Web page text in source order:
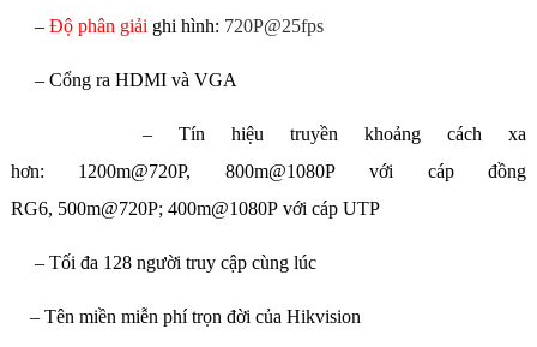
– Độ phân giải ghi hình: 720P@25fps
– Cổng ra HDMI và VGA
– Tín hiệu truyền khoảng cách xa
hơn: 1200m@720P, 800m@1080P với cáp đồng
RG6, 500m@720P; 400m@1080P với cáp UTP
– Tối đa 128 người truy cập cùng lúc
– Tên miền miễn phí trọn đời của Hikvision